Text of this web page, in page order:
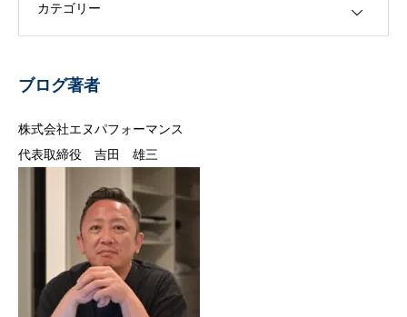
ブログ著者
株式会社エヌパフォーマンス
代表取締役 吉田 雄三